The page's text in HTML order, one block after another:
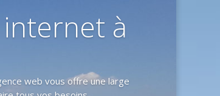
à
web vous offre une large